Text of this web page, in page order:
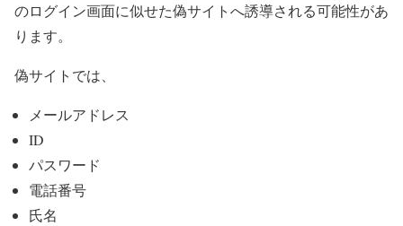
のログイン画面に似せた偽サイトへ誘導される可能性があ
ります。
偽サイトでは、
メールアドレス
ID
パスワード
電話番号
氏名